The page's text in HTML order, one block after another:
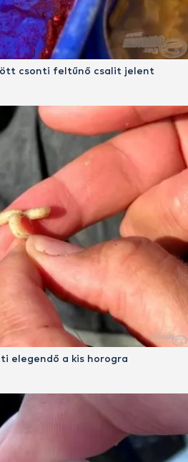
csonti feltűnő csalit jelent
elegendő a kis horogra